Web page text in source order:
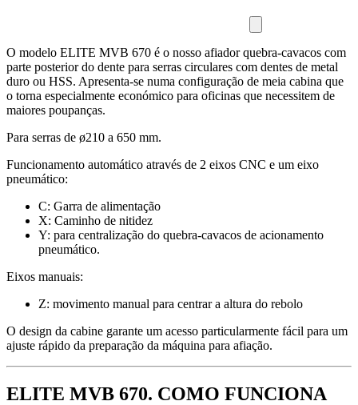
O modelo ELITE MVB 670 é o nosso afiador quebra-cavacos com
parte posterior do dente para serras circulares com dentes de metal
duro ou HSS. Apresenta-se numa configuração de meia cabina que
o torna especialmente económico para oficinas que necessitem de
maiores poupanças.
Para serras de ø210 a 650 mm.
Funcionamento automático através de 2 eixos CNC e um eixo
pneumático:
C: Garra de alimentação
X: Caminho de nitidez
Y: para centralização do quebra-cavacos de acionamento
pneumático.
Eixos manuais:
Z: movimento manual para centrar a altura do rebolo
O design da cabine garante um acesso particularmente fácil para um
ajuste rápido da preparação da máquina para afiação.
ELITE MVB 670. COMO FUNCIONA